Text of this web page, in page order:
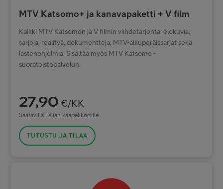
MTV Katsomo+ ja kanavapaketti + V film
Kaikki MTV Katsomon ja V filmin viihdetarjonta: elokuvia,
sarjoja, realityä, dokumentteja, MTV-alkuperäissarjat sekä
lastenohjelmia. Sisältää myös MTV Katsomo -
suoratoistopalvelun.
27,90 €/KK
Saatavilla Telian kaapelikortille.
TUTUSTU JA TILAA